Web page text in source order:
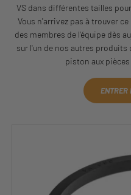
VS dans différentes tailles
Vous n'arrivez pas à trouver
des membres de l'équipe dès
sur l'un de nos autres
piston aux
ENTRER